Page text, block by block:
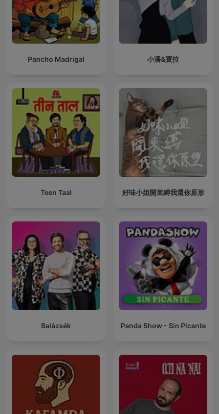
Pancho Madrigal 小潘&寶拉
Teen Taal 好味小姐開束縛我還你原形
Balázsék Panda Show - Sin Picante